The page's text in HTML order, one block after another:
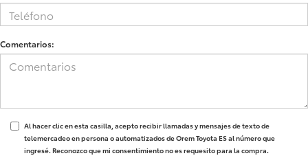
Comentarios:
Al hacer clic en esta casilla, acepto recibir llamadas y mensajes de texto de
telemercadeo en persona o automatizados de Orem Toyota ES al número que
ingresé. Reconozco que mi consentimiento no es requesito para la compra.